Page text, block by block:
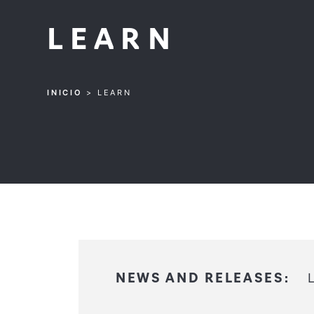
LEARN
INICIO > LEARN
NEWS AND RELEASES: